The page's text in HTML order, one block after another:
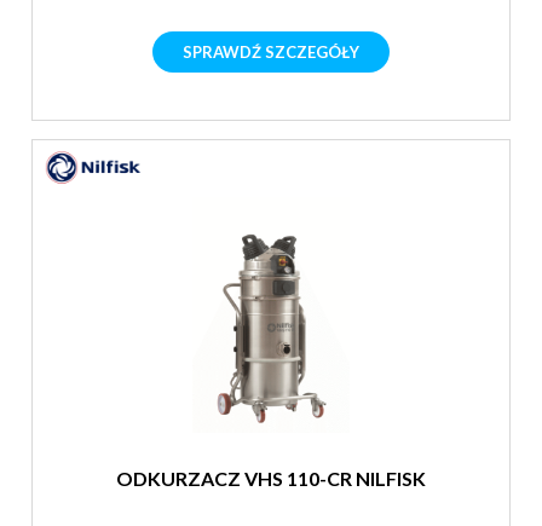
SPRAWDŹ SZCZEGÓŁY
ODKURZACZ VHS 110-CR NILFISK